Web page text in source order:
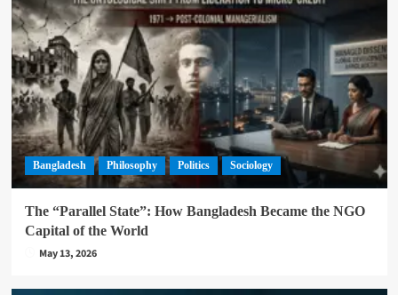
Bangladesh Philosophy Politics Sociology
The “Parallel State”: How Bangladesh Became the NGO
Capital of the World
May 13, 2026